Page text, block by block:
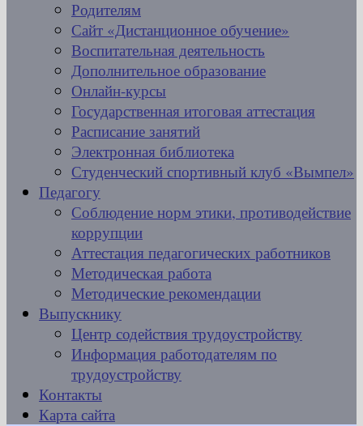
Родителям
Сайт «Дистанционное обучение»
Воспитательная деятельность
Дополнительное образование
Онлайн-курсы
Государственная итоговая аттестация
Расписание занятий
Электронная библиотека
Студенческий спортивный клуб «Вымпел»
Педагогу
Соблюдение норм этики, противодействие
коррупции
Аттестация педагогических работников
Методическая работа
Методические рекомендации
Выпускнику
Центр содействия трудоустройству
Информация работодателям по
трудоустройству
Контакты
Карта сайта